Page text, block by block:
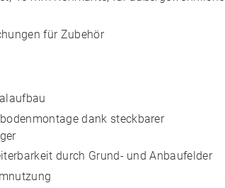
für Zubehör
dank steckbarer
durch Grund- und Anbaufelder